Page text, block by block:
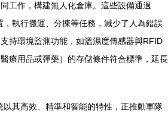
工作，構建無人化倉庫。這些設備通過
執行搬運、分揀等任務，減少了人為錯誤
持環境監測功能，如溫濕度傳感器與RFID
療用品或彈藥）的存儲條件符合標準，延長
以其高效、精準和智能的特性，正推動軍隊